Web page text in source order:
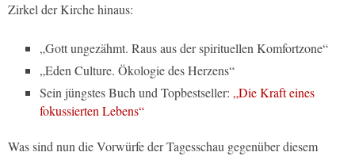
Zirkel der Kirche hinaus:
„Gott ungezähmt. Raus aus der spirituellen Komfortzone“
„Eden Culture. Ökologie des Herzens“
Sein jüngstes Buch und Topbestseller: „Die Kraft eines
fokussierten Lebens“
Was sind nun die Vorwürfe der Tagesschau gegenüber diesem